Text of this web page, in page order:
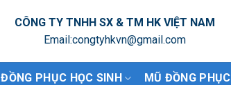
CÔNG TY TNHH SX & TM HK VIỆT NAM
Email:congtyhkvn@gmail.com
ĐỒNG PHỤC HỌC SINH MŨ ĐỒNG PHỤC